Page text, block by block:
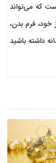
که می‌تواند
فرم بدن،
داشته باشید